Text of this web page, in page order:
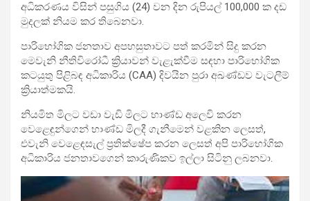
අධිකරණය විසින් පසුගිය (24) වන දින රුපියල් 100,000 ක දඩ
මුදලක් නියම කර තිබෙනවා.
පාරිභෝගික ජනතාව අපහසුතාවට පත් කරමින් සිදු කරන
මෙවැනි නීතිවිරෝධී ක්‍රියාවන් වැළැක්වීම සඳහා පාරිභෝගික
කටයුතු පිළිබඳ අධිකාරිය (CAA) දිවයින පුරා අඛණ්ඩව වැටලීම්
ක්‍රියාත්මකයි.
නියමිත මිලට වඩා වැඩි මිලට භාණ්ඩ අලෙවි කරන
වෙළෙඳුන්ගෙන් භාණ්ඩ මිලදී ගැනීමෙන් වළකින ලෙසත්,
එවැනි වෙළෙඳසැල් ප්‍රතික්ෂේප කරන ලෙසත් අපි පාරිභෝගික
අධිකාරිය ජනතාවගෙන් කාරුණිකව ඉල්ලා සිටිනු ලබනවා.